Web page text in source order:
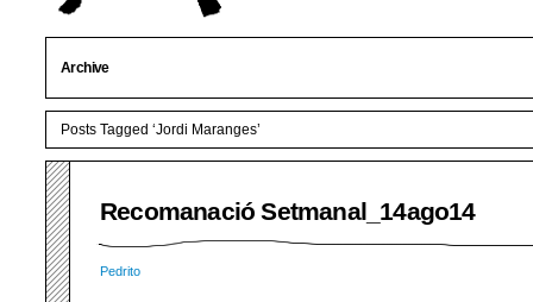
Archive
Posts Tagged ‘Jordi Maranges’
Recomanació Setmanal_14ago14
Pedrito